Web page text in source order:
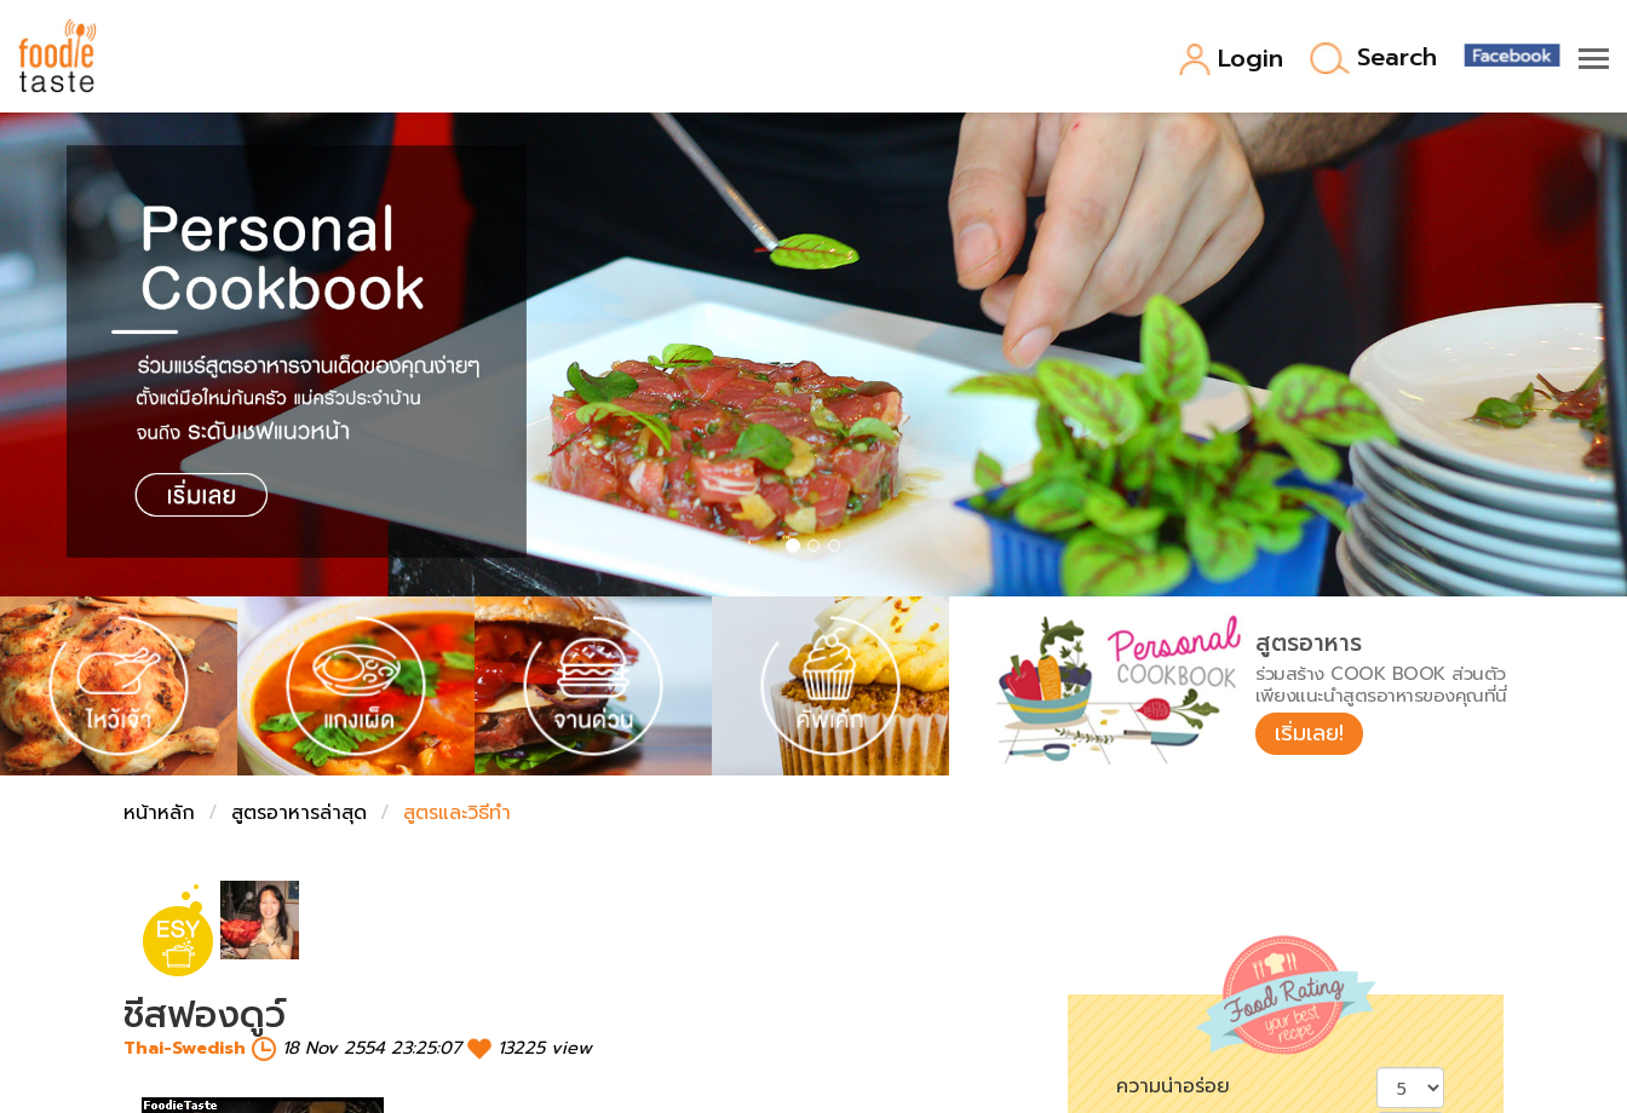
Login Search
สูตรอาหาร
สูตรอาหารล่าสุด
Top Foodie
พาไปชิม
สารพันก้นครัว
เคล็ดลับน่ารู้
เปรียบเทียบหน่วยการตวง
เปรียบเทียบอุณหภูมิ
เปรียบเทียบน้ำหนักวัตถุดิบ
ชั่งตวงเนย
FoodPedia
สร้าง Cookbook
สูตรอาหาร
ร่วมสร้าง COOK BOOK ส่วนตัว
เพียงแนะนำสูตรอาหารของคุณที่นี่
เริ่มเลย!
หน้าหลัก สูตรอาหารล่าสุด สูตรและวิธีทำ
ชีสฟองดูว์
Thai-Swedish 18 Nov 2554 23:25:07 13225 view
ความน่าอร่อย